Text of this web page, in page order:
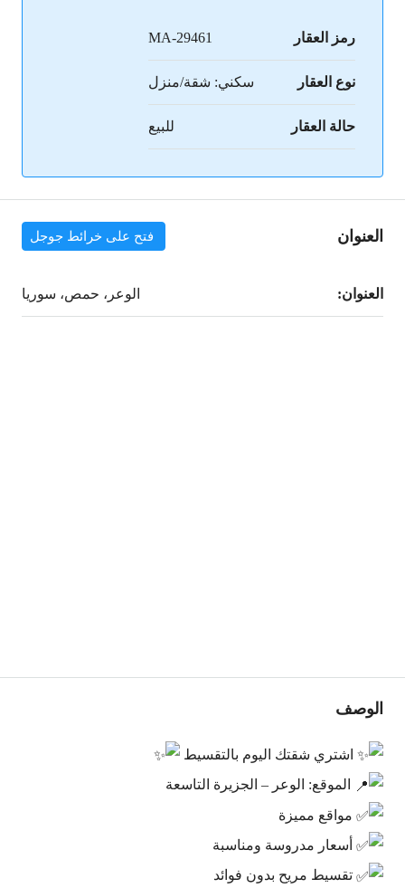
رمز العقار MA-29461
نوع العقار سكني: شقة/منزل
حالة العقار للبيع
العنوان فتح على خرائط جوجل
العنوان: الوعر، حمص، سوريا
الوصف
اشتري شقتك اليوم بالتقسيط
الموقع: الوعر – الجزيرة التاسعة
مواقع مميزة
أسعار مدروسة ومناسبة
تقسيط مريح بدون فوائد